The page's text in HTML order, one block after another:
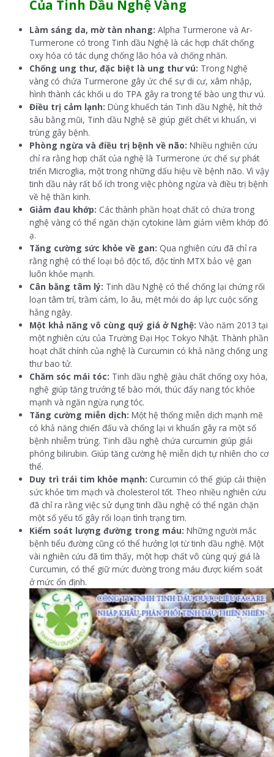
Của Tinh Dầu Nghệ Vàng
Làm sáng da, mờ tàn nhang: Alpha Turmerone và Ar-
Turmerone có trong Tinh dầu Nghệ là các hợp chất chống
oxy hóa có tác dụng chống lão hóa và chống nhăn.
Chống ung thư, đặc biệt là ung thư vú: Trong Nghệ
vàng có chứa Turmerone gây ức chế sự di cư, xâm nhập,
hình thành các khối u do TPA gây ra trong tế bào ung thư vú.
Điều trị cảm lạnh: Dùng khuếch tán Tinh dầu Nghệ, hít thở
sâu bằng mũi, Tinh dầu Nghệ sẽ giúp giết chết vi khuẩn, vi
trùng gây bệnh.
Phòng ngừa và điều trị bệnh về não: Nhiều nghiên cứu
chỉ ra rằng hợp chất của nghệ là Turmerone ức chế sự phát
triển Microglia, một trong những dấu hiệu về bệnh não. Vì vậy
tinh dầu này rất bổ ích trong việc phòng ngừa và điều trị bệnh
về hệ thần kinh.
Giảm đau khớp: Các thành phần hoạt chất có chứa trong
nghệ vàng có thể ngăn chặn cytokine làm giảm viêm khớp đó
ạ.
Tăng cường sức khỏe về gan: Qua nghiên cứu đã chỉ ra
rằng nghệ có thể loại bỏ độc tố, độc tính MTX bảo vệ gan
luôn khỏe mạnh.
Cân bằng tâm lý: Tinh dầu Nghệ có thể chống lại chứng rối
loạn tâm trí, trầm cảm, lo âu, mệt mỏi do áp lực cuộc sống
hằng ngày.
Một khả năng vô cùng quý giá ở Nghệ: Vào năm 2013 tại
một nghiên cứu của Trường Đại Học Tokyo Nhật. Thành phần
hoạt chất chính của nghệ là Curcumin có khả năng chống ung
thư bao tử.
Chăm sóc mái tóc: Tinh dầu nghệ giàu chất chống oxy hóa,
nghệ giúp tăng trưởng tế bào mới, thúc đẩy nang tóc khỏe
mạnh và ngăn ngừa rụng tóc.
Tăng cường miễn dịch: Một hệ thống miễn dịch mạnh mẽ
có khả năng chiến đấu và chống lại vi khuẩn gây ra một số
bệnh nhiễm trùng. Tinh dầu nghệ chứa curcumin giúp giải
phóng bilirubin. Giúp tăng cường hệ miễn dịch tự nhiên cho cơ
thể.
Duy trì trái tim khỏe mạnh: Curcumin có thể giúp cải thiện
sức khỏe tim mạch và cholesterol tốt. Theo nhiều nghiên cứu
đã chỉ ra rằng việc sử dụng tinh dầu nghệ có thể ngăn chặn
một số yếu tố gây rối loạn tình trạng tim.
Kiểm soát lượng đường trong máu: Những người mắc
bệnh tiểu đường cũng có thể hưởng lợi từ tinh dầu nghệ. Một
vài nghiên cứu đã tìm thấy, một hợp chất vô cùng quý giá là
Curcumin, có thể giữ mức đường trong máu được kiểm soát
ở mức ổn định.